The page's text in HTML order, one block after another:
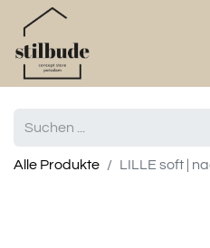
Alle Produkte LILLE soft |